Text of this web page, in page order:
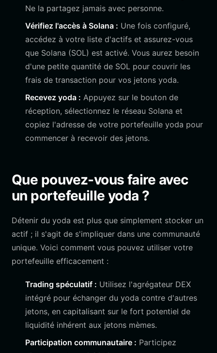
Ne la partagez jamais avec personne.
Vérifiez l'accès à Solana : Une fois configuré,
accédez à votre liste d'actifs et assurez-vous
que Solana (SOL) est activé. Vous aurez besoin
d'une petite quantité de SOL pour couvrir les
frais de transaction pour vos jetons yoda.
Recevez yoda : Appuyez sur le bouton de
réception, sélectionnez le réseau Solana et
copiez l'adresse de votre portefeuille yoda pour
commencer à recevoir des jetons.
Que pouvez-vous faire avec
un portefeuille yoda ?
Détenir du yoda est plus que simplement stocker un
actif ; il s'agit de s'impliquer dans une communauté
unique. Voici comment vous pouvez utiliser votre
portefeuille efficacement :
Trading spéculatif : Utilisez l'agrégateur DEX
intégré pour échanger du yoda contre d'autres
jetons, en capitalisant sur le fort potentiel de
liquidité inhérent aux jetons mèmes.
Participation communautaire : Participez